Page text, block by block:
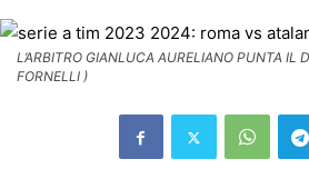
L’ARBITRO GIANLUCA AURELIANO PUNTA IL
FORNELLI )